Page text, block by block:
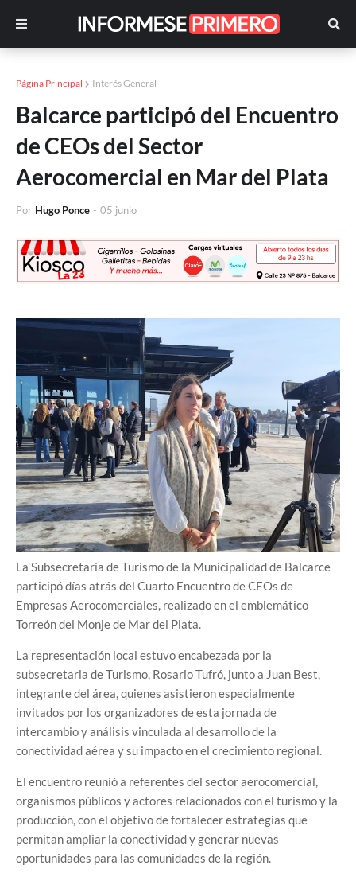
Página Principal Interés General
Balcarce participó del Encuentro
de CEOs del Sector
Aerocomercial en Mar del Plata
Por Hugo Ponce - 05 junio
La Subsecretaría de Turismo de la Municipalidad de Balcarce
participó días atrás del Cuarto Encuentro de CEOs de
Empresas Aerocomerciales, realizado en el emblemático
Torreón del Monje de Mar del Plata.
La representación local estuvo encabezada por la
subsecretaria de Turismo, Rosario Tufró, junto a Juan Best,
integrante del área, quienes asistieron especialmente
invitados por los organizadores de esta jornada de
intercambio y análisis vinculada al desarrollo de la
conectividad aérea y su impacto en el crecimiento regional.
El encuentro reunió a referentes del sector aerocomercial,
organismos públicos y actores relacionados con el turismo y la
producción, con el objetivo de fortalecer estrategias que
permitan ampliar la conectividad y generar nuevas
oportunidades para las comunidades de la región.